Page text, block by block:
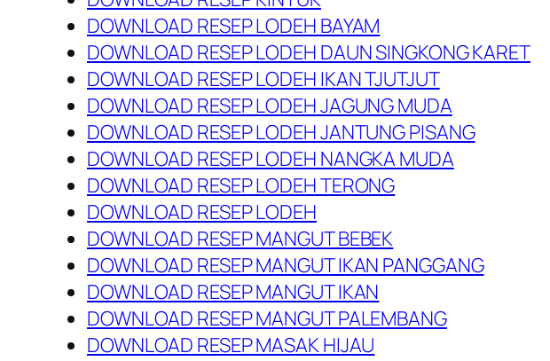
DOWNLOAD RESEP LODEH BAYAM
DOWNLOAD RESEP LODEH DAUN SINGKONG KARET
DOWNLOAD RESEP LODEH IKAN TJUTJUT
DOWNLOAD RESEP LODEH JAGUNG MUDA
DOWNLOAD RESEP LODEH JANTUNG PISANG
DOWNLOAD RESEP LODEH NANGKA MUDA
DOWNLOAD RESEP LODEH TERONG
DOWNLOAD RESEP LODEH
DOWNLOAD RESEP MANGUT BEBEK
DOWNLOAD RESEP MANGUT IKAN PANGGANG
DOWNLOAD RESEP MANGUT IKAN
DOWNLOAD RESEP MANGUT PALEMBANG
DOWNLOAD RESEP MASAK HIJAU